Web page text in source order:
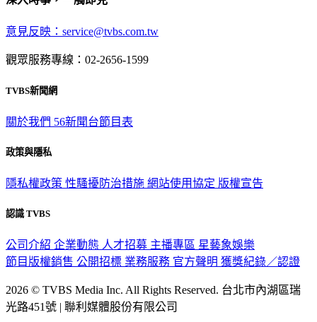
意見反映：service@tvbs.com.tw
觀眾服務專線：02-2656-1599
TVBS新聞網
關於我們 56新聞台節目表
政策與隱私
隱私權政策 性騷擾防治措施 網站使用協定 版權宣告
認識 TVBS
公司介紹 企業動態 人才招募 主播專區 星藝象娛樂
節目版權銷售 公開招標 業務服務 官方聲明 獲獎紀錄／認證
2026 © TVBS Media Inc. All Rights Reserved. 台北市內湖區瑞
光路451號 | 聯利媒體股份有限公司